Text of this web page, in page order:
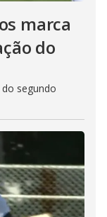
marca
do
segundo